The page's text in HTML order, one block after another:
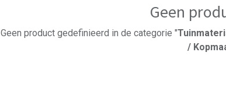
Geen
Geen product gedefinieerd in de categorie "
/